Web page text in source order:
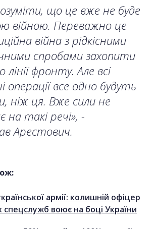
що це вже не буде
війною. Переважно це
війна з рідкісними
спробами захопити
лінії фронту. Але всі
операції все одно будуть
ніж ця. Вже сили не
на такі речі», -
Арестович.
армії: колишній офіцер
спецслужб воює на боці України